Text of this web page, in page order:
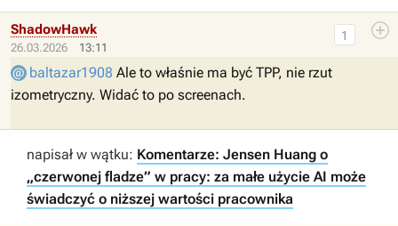
26.03.2026 13:11
1
ShadowHawk
baltazar1908 Ale to właśnie ma być TPP, nie rzut
izometryczny. Widać to po screenach.
napisał w wątku: Komentarze: Jensen Huang o
„czerwonej fladze” w pracy: za małe użycie AI może
świadczyć o niższej wartości pracownika